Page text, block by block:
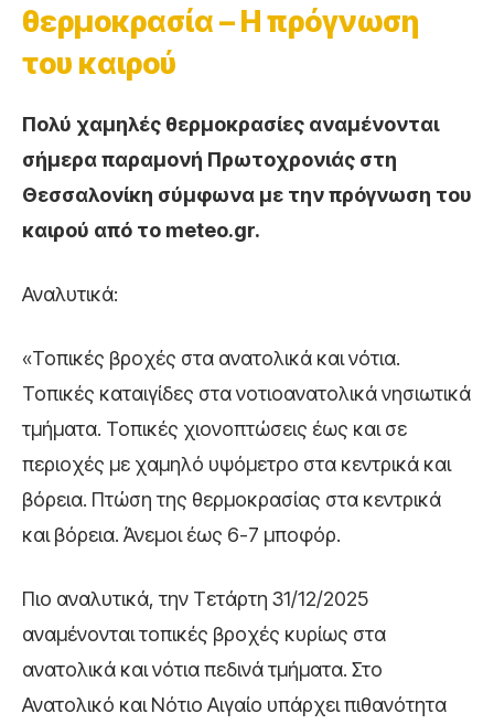
θερμοκρασία – Η πρόγνωση
του καιρού
Πολύ χαμηλές θερμοκρασίες αναμένονται
σήμερα παραμονή Πρωτοχρονιάς στη
Θεσσαλονίκη σύμφωνα με την πρόγνωση του
καιρού από το meteo.gr.
Αναλυτικά:
«Τοπικές βροχές στα ανατολικά και νότια.
Τοπικές καταιγίδες στα νοτιοανατολικά νησιωτικά
τμήματα. Τοπικές χιονοπτώσεις έως και σε
περιοχές με χαμηλό υψόμετρο στα κεντρικά και
βόρεια. Πτώση της θερμοκρασίας στα κεντρικά
και βόρεια. Άνεμοι έως 6-7 μποφόρ.
Πιο αναλυτικά, την Τετάρτη 31/12/2025
αναμένονται τοπικές βροχές κυρίως στα
ανατολικά και νότια πεδινά τμήματα. Στο
Ανατολικό και Νότιο Αιγαίο υπάρχει πιθανότητα